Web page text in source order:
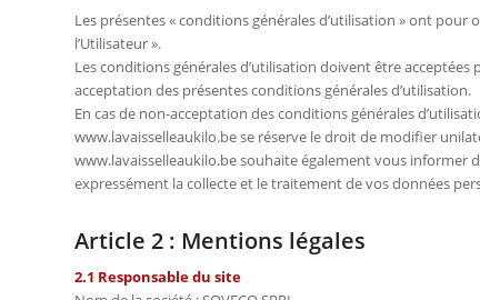
Les présentes « conditions générales d’utilisation » ont
l’Utilisateur ».
Les conditions générales d’utilisation doivent être
acceptation des présentes conditions générales d’utilisation.
En cas de non-acceptation des conditions générales
www.lavaisselleaukilo.be se réserve le droit de modifier
www.lavaisselleaukilo.be souhaite également vous informer
expressément la collecte et le traitement de vos données
Article 2 : Mentions légales
2.1 Responsable du site